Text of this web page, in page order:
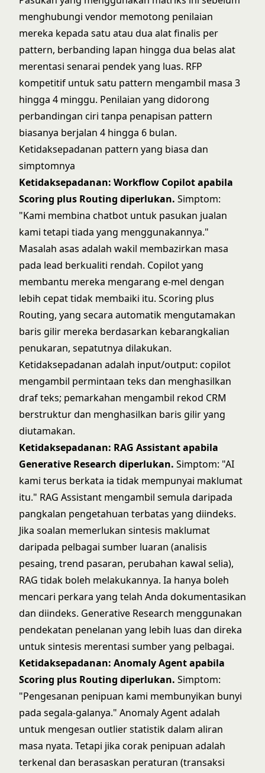
menghubungi vendor memotong penilaian
mereka kepada satu atau dua alat finalis per
pattern, berbanding lapan hingga dua belas alat
merentasi senarai pendek yang luas. RFP
kompetitif untuk satu pattern mengambil masa 3
hingga 4 minggu. Penilaian yang didorong
perbandingan ciri tanpa penapisan pattern
biasanya berjalan 4 hingga 6 bulan.
Ketidaksepadanan pattern yang biasa dan
simptomnya
Ketidaksepadanan: Workflow Copilot apabila
Scoring plus Routing diperlukan. Simptom:
"Kami membina chatbot untuk pasukan jualan
kami tetapi tiada yang menggunakannya."
Masalah asas adalah wakil membazirkan masa
pada lead berkualiti rendah. Copilot yang
membantu mereka mengarang e-mel dengan
lebih cepat tidak membaiki itu. Scoring plus
Routing, yang secara automatik mengutamakan
baris gilir mereka berdasarkan kebarangkalian
penukaran, sepatutnya dilakukan.
Ketidaksepadanan adalah input/output: copilot
mengambil permintaan teks dan menghasilkan
draf teks; pemarkahan mengambil rekod CRM
berstruktur dan menghasilkan baris gilir yang
diutamakan.
Ketidaksepadanan: RAG Assistant apabila
Generative Research diperlukan. Simptom: "AI
kami terus berkata ia tidak mempunyai maklumat
itu." RAG Assistant mengambil semula daripada
pangkalan pengetahuan terbatas yang diindeks.
Jika soalan memerlukan sintesis maklumat
daripada pelbagai sumber luaran (analisis
pesaing, trend pasaran, perubahan kawal selia),
RAG tidak boleh melakukannya. Ia hanya boleh
mencari perkara yang telah Anda dokumentasikan
dan diindeks. Generative Research menggunakan
pendekatan penelanan yang lebih luas dan direka
untuk sintesis merentasi sumber yang pelbagai.
Ketidaksepadanan: Anomaly Agent apabila
Scoring plus Routing diperlukan. Simptom:
"Pengesanan penipuan kami membunyikan bunyi
pada segala-galanya." Anomaly Agent adalah
untuk mengesan outlier statistik dalam aliran
masa nyata. Tetapi jika corak penipuan adalah
terkenal dan berasaskan peraturan (transaksi